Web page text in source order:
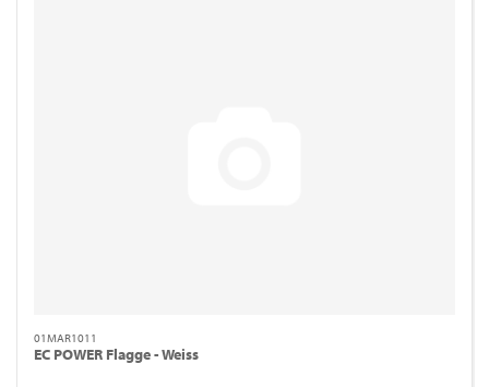
01MAR1011
EC POWER Flagge - Weiss